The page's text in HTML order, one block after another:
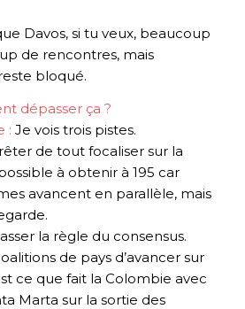
Davos, si tu veux, beaucoup
de rencontres, mais
bloqué.
dépasser ça ?
: Je vois trois pistes.
de tout focaliser sur la
à obtenir à 195 car
avancent en parallèle, mais
la règle du consensus.
de pays d’avancer sur
ce que fait la Colombie avec
Marta sur la sortie des